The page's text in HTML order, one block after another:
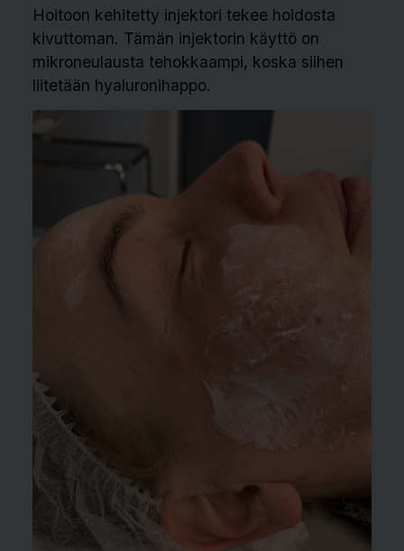
Hoitoon kehitetty injektori tekee hoidosta
kivuttoman. Tämän injektorin käyttö on
mikroneulausta tehokkaampi, koska siihen
liitetään hyaluronihappo.